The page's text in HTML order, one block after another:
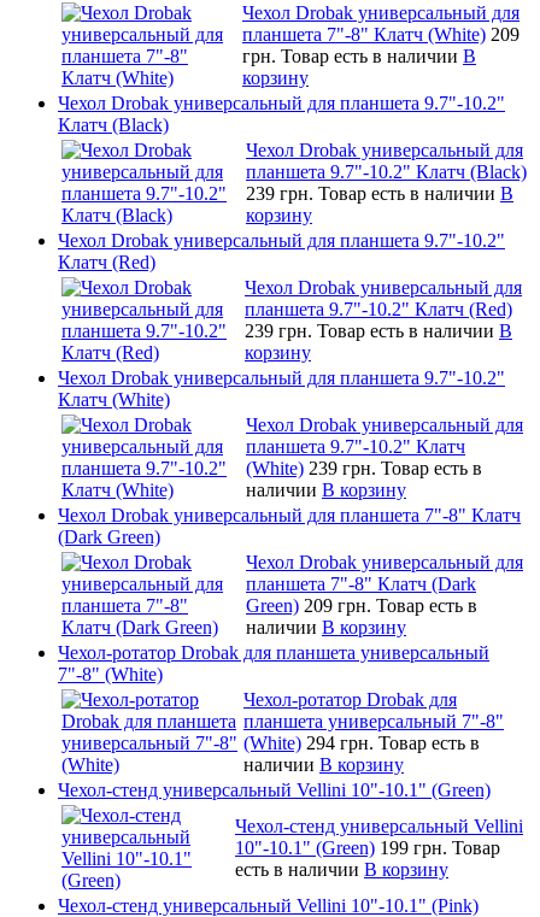
Чехол Drobak универсальный для
планшета 7"-8" Клатч (White) 209
грн. Товар есть в наличии В
корзину
Чехол Drobak универсальный для планшета 9.7"-10.2"
Клатч (Black)
Чехол Drobak универсальный для
планшета 9.7"-10.2" Клатч (Black)
239 грн. Товар есть в наличии В
корзину
Чехол Drobak универсальный для планшета 9.7"-10.2"
Клатч (Red)
Чехол Drobak универсальный для
планшета 9.7"-10.2" Клатч (Red)
239 грн. Товар есть в наличии В
корзину
Чехол Drobak универсальный для планшета 9.7"-10.2"
Клатч (White)
Чехол Drobak универсальный для
планшета 9.7"-10.2" Клатч
(White) 239 грн. Товар есть в
наличии В корзину
Чехол Drobak универсальный для планшета 7"-8" Клатч
(Dark Green)
Чехол Drobak универсальный для
планшета 7"-8" Клатч (Dark
Green) 209 грн. Товар есть в
наличии В корзину
Чехол-ротатор Drobak для планшета универсальный
7"-8" (White)
Чехол-ротатор Drobak для
планшета универсальный 7"-8"
(White) 294 грн. Товар есть в
наличии В корзину
Чехол-стенд универсальный Vellini 10"-10.1" (Green)
Чехол-стенд универсальный Vellini
10"-10.1" (Green) 199 грн. Товар
есть в наличии В корзину
Чехол-стенд универсальный Vellini 10"-10.1" (Pink)